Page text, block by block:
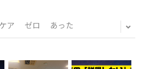
I?（プロフィール）
正と犯罪
ケア ゼロ あった